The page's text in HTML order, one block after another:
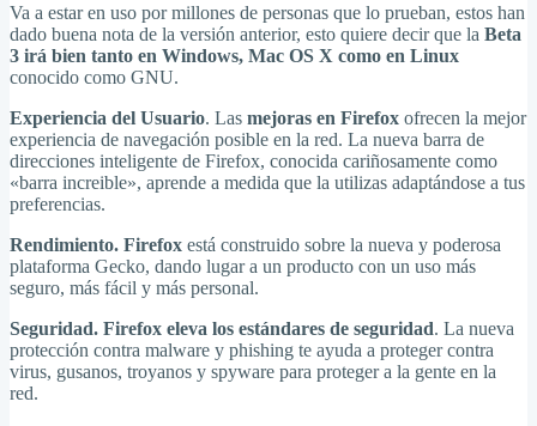
Va a estar en uso por millones de personas que lo prueban, estos han
dado buena nota de la versión anterior, esto quiere decir que la Beta
3 irá bien tanto en Windows, Mac OS X como en Linux
conocido como GNU.
Experiencia del Usuario. Las mejoras en Firefox ofrecen la mejor
experiencia de navegación posible en la red. La nueva barra de
direcciones inteligente de Firefox, conocida cariñosamente como
«barra increible», aprende a medida que la utilizas adaptándose a tus
preferencias.
Rendimiento. Firefox está construido sobre la nueva y poderosa
plataforma Gecko, dando lugar a un producto con un uso más
seguro, más fácil y más personal.
Seguridad. Firefox eleva los estándares de seguridad. La nueva
protección contra malware y phishing te ayuda a proteger contra
virus, gusanos, troyanos y spyware para proteger a la gente en la
red.